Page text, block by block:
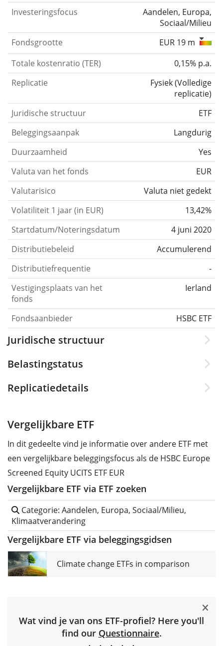
Investeringsfocus
Aandelen, Europa,
Sociaal/Milieu
Fondsgrootte
EUR 19 m
Totale kostenratio (TER)
0,15% p.a.
Replicatie
Fysiek(Volledige
replicatie)
Juridische structuur
ETF
Beleggingsaanpak
Langdurig
Duurzaamheid
Yes
Valuta van het fonds
EUR
Valutarisico
Valuta niet gedekt
Volatiliteit 1 jaar (in EUR)
13,42%
Startdatum/Noteringsdatum
4 juni 2020
Distributiebeleid
Accumulerend
Distributiefrequentie
-
Vestigingsplaats van het
fonds
Ierland
Fondsaanbieder HSBC ETF
Juridische structuur
Belastingstatus
Replicatiedetails
Vergelijkbare ETF
In dit gedeelte vind je informatie over andere ETF met
een vergelijkbare beleggingsfocus als de HSBC Europe
Screened Equity UCITS ETF EUR
Vergelijkbare ETF via ETF zoeken
Categorie: Aandelen, Europa, Sociaal/Milieu,
Klimaatverandering
Vergelijkbare ETF via beleggingsgidsen
Climate change ETFs in comparison
Wat vind je van ons ETF-profiel? Here you'll
find our Questionnaire.